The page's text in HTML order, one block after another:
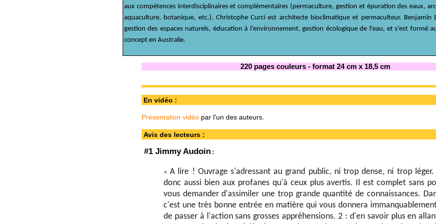
aux compétences interdisciplinaires et complémentaires (permaculture, gestion et épuration des eaux,
aquaculture, botanique, etc.). Christophe Curci est architecte bioclimatique et permaculteur.
gestion des espaces naturels, éducation à l’environnement, gestion écologique de l'eau, et s'est formé
concept en Australie.
220 pages couleurs - format 24 cm x 18,5 cm
En vidéo :
Présentation vidéo par l'un des auteurs.
Avis des lecteurs :
#1 Jimmy Audoin :
«A lire ! Ouvrage s'adressant au grand public, ni trop dense, ni trop léger.
donc aussi bien aux profanes qu'à ceux plus avertis. Il est complet sans
vous demander d'assimiler une trop grande quantité de connaissances.
c'est une très bonne entrée en matière qui vous donnera
de passer à l'action sans grosses appréhensions. 2 : d'en savoir plus en